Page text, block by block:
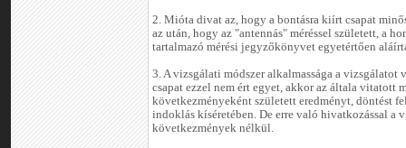
2. Mióta divat az, hogy a bontásra kiírt csapat
az után, hogy az "antennás" méréssel született, a
tartalmazó mérési jegyzőkönyvet egyetértően
3. A vizsgálati módszer alkalmassága a vizsgálatot
csapat ezzel nem ért egyet, akkor az általa vitatott
következményeként született eredményt, döntést
indoklás kíséretében. De erre való hivatkozással a
következmények nélkül.